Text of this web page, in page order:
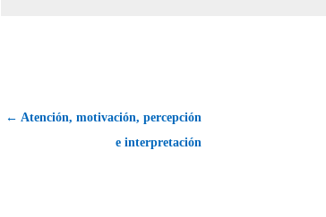
← Atención, motivación, percepción
e interpretación